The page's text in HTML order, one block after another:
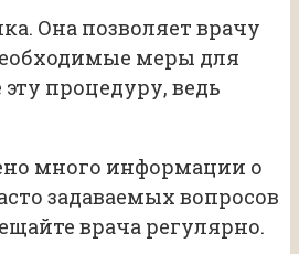
Она позволяет врачу
меры для
процедуру, ведь
много информации о
задаваемых вопросов
врача регулярно.